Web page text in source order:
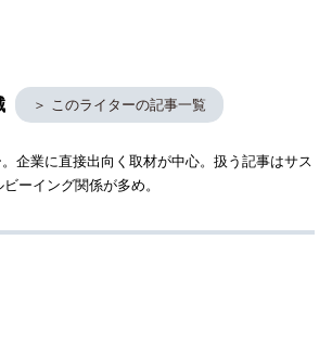
＞ このライターの記事一覧
企業に直接出向く取材が中心。扱う記事はサス
ーイング関係が多め。